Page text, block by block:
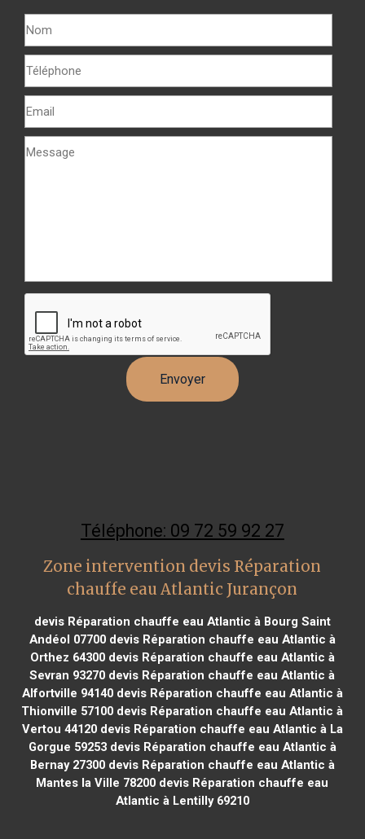
Téléphone: 09 72 59 92 27
Zone intervention devis Réparation
chauffe eau Atlantic Jurançon
devis Réparation chauffe eau Atlantic à Bourg Saint
Andéol 07700devis Réparation chauffe eau Atlantic à
Orthez 64300devis Réparation chauffe eau Atlantic à
Sevran 93270 devis Réparation chauffe eau Atlantic à
Alfortville 94140devis Réparation chauffe eau Atlantic à
Thionville 57100 devis Réparation chauffe eau Atlantic à
Vertou 44120devis Réparation chauffe eau Atlantic à La
Gorgue 59253devis Réparation chauffe eau Atlantic à
Bernay 27300devis Réparation chauffe eau Atlantic à
Mantes la Ville 78200 devis Réparation chauffe eau
Atlantic à Lentilly 69210